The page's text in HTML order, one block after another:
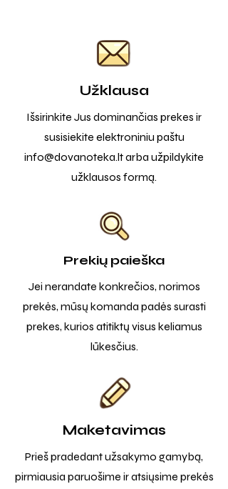
Užklausa
Išsirinkite Jus dominančias prekes ir
susisiekite elektroniniu paštu
info@dovanoteka.ltarba užpildykite
užklausos formą.
Prekių paieška
Jei nerandate konkrečios, norimos
prekės, mūsų komanda padės surasti
prekes, kurios atitiktų visus keliamus
lūkesčius.
Maketavimas
Prieš pradedant užsakymo gamybą,
pirmiausia paruošime ir atsiųsime prekės